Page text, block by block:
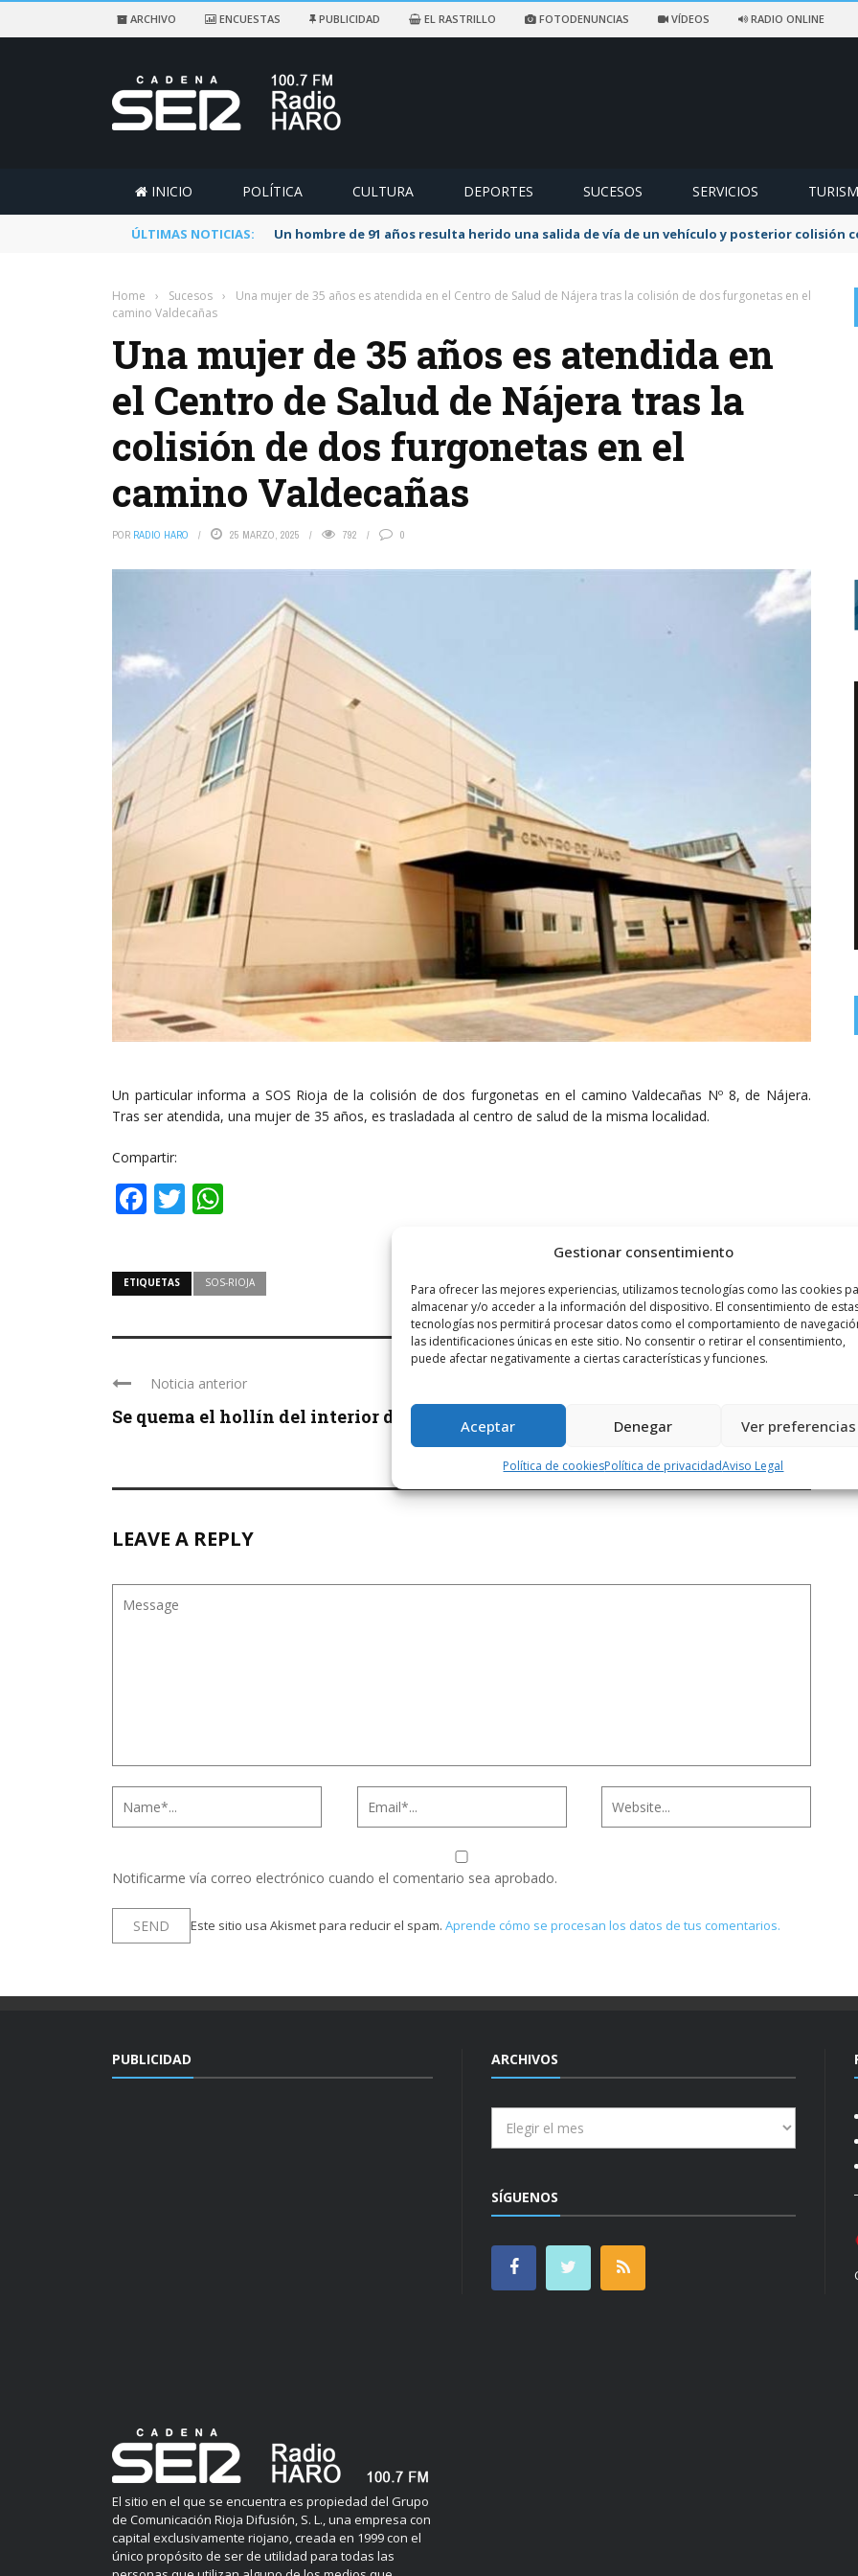
Gestionar consentimiento
Para ofrecer las mejores experiencias, utilizamos tecnologías como las cookies
almacenar y/o acceder a la información del dispositivo. El consentimiento de
tecnologías nos permitirá procesar datos como el comportamiento de
las identificaciones únicas en este sitio. No consentir o retirar el consentimiento,
puede afectar negativamente a ciertas características y funciones.
Aceptar Denegar Ver preferencias
Política de cookiesPolítica de privacidadAviso Legal
ARCHIVO ENCUESTAS PUBLICIDAD EL RASTRILLO FOTODENUNCIAS VÍDEOS RADIO ONLINE
INICIO POLÍTICA CULTURA DEPORTES SUCESOS SERVICIOS
ÚLTIMAS NOTICIAS: Un hombre de 91 años resulta herido una salida de vía de un vehículo y posterior colisión
Home › Sucesos ›
Una mujer de 35 años es atendida en el Centro de Salud de Nájera tras la colisión de dos furgonetas en el
camino Valdecañas
Una mujer de 35 años es atendida en
el Centro de Salud de Nájera tras la
colisión de dos furgonetas en el
camino Valdecañas
POR RADIO HARO 25 MARZO, 2025 792 0
Un particular informa a SOS Rioja de la colisión de dos furgonetas en el camino Valdecañas Nº 8, de Nájera.
Tras ser atendida, una mujer de 35 años, es trasladada al centro de salud de la misma localidad.
Compartir:
Facebook
Twitter
ETIQUETAS SOS-RIOJA
Noticia anterior
Se quema el hollín del interior de ... IU exige activar el acuerdo para sacar ...
LEAVE A REPLY
Notificarme vía correo electrónico cuando el comentario sea aprobado.
Este sitio usa Akismet para reducir el spam. Aprende cómo se procesan los datos de tus comentarios.
PUBLICIDAD
El sitio en el que se encuentra es propiedad del Grupo
de Comunicación Rioja Difusión, S. L., una empresa con
capital exclusivamente riojano, creada en 1999 con el
único propósito de ser de utilidad para todas las
ARCHIVOS
SÍGUENOS